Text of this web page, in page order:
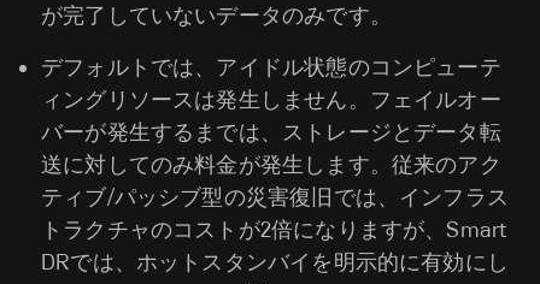
が完了していないデータのみです。
デフォルトでは、アイドル状態のコンピューテ
ィングリソースは発生しません。フェイルオー
バーが発生するまでは、ストレージとデータ転
送に対してのみ料金が発生します。従来のアク
ティブ/パッシブ型の災害復旧では、インフラス
トラクチャのコストが2倍になりますが、Smart
DRでは、ホットスタンバイを明示的に有効にし